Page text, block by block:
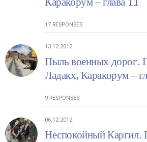
17 RESPONSES
13.12.2012
Пыль военных дорог.
Ладакх, Каракорум –
9 RESPONSES
06.12.2012
Неспокойный Каргил.